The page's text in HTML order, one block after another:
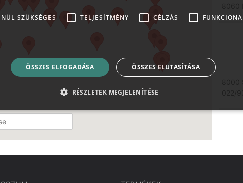
8000
SZÜKSÉGES TELJESÍTMÉNY CÉLZÁS
ÖSSZES ELFOGADÁSA ÖSSZES ELUTASÍTÁSA
RÉSZLETEK MEGJELENÍTÉSE